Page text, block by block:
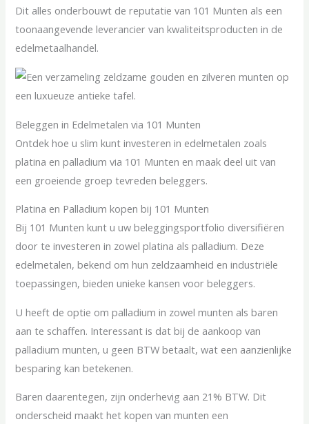
Dit alles onderbouwt de reputatie van 101 Munten als een
toonaangevende leverancier van kwaliteitsproducten in de
edelmetaalhandel.
Beleggen in Edelmetalen via 101 Munten
Ontdek hoe u slim kunt investeren in edelmetalen zoals
platina en palladium via 101 Munten en maak deel uit van
een groeiende groep tevreden beleggers.
Platina en Palladium kopen bij 101 Munten
Bij 101 Munten kunt u uw beleggingsportfolio diversifiëren
door te investeren in zowel platina als palladium. Deze
edelmetalen, bekend om hun zeldzaamheid en industriële
toepassingen, bieden unieke kansen voor beleggers.
U heeft de optie om palladium in zowel munten als baren
aan te schaffen. Interessant is dat bij de aankoop van
palladium munten, u geen BTW betaalt, wat een aanzienlijke
besparing kan betekenen.
Baren daarentegen, zijn onderhevig aan 21% BTW. Dit
onderscheid maakt het kopen van munten een